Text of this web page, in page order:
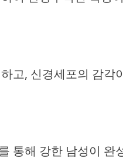
고, 신경세포의 감
통해 강한 남성이